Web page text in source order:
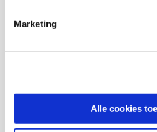
Marketing
Alle cookies
Lineke van Hal